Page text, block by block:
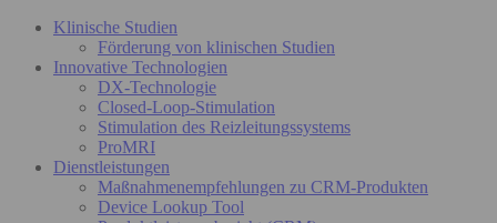
Klinische Studien
Förderung von klinischen Studien
Innovative Technologien
DX-Technologie
Closed-Loop-Stimulation
Stimulation des Reizleitungssystems
ProMRI
Dienstleistungen
Maßnahmenempfehlungen zu CRM-Produkten
Device Lookup Tool